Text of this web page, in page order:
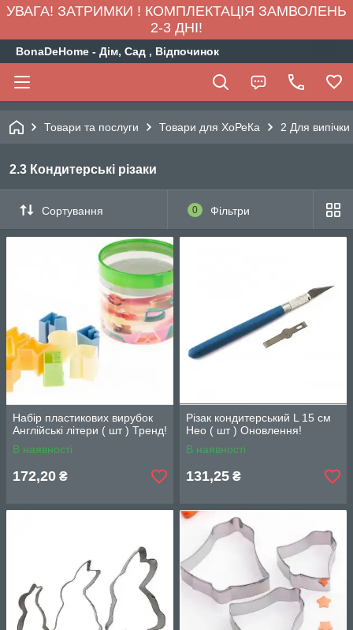
УВАГА! ЗАТРИМКИ ! КОМПЛЕКТАЦІЯ ЗАМВОЛЕНЬ
2-3 ДНІ!
BonaDeHome - Дім, Сад , Відпочинок
Товари та послуги Товари для ХоРеКа 2 Для випічки
2.3 Кондитерські різаки
Сортування 0 Фільтри
Набір пластикових вирубок
Англійські літери ( шт ) Тренд!
В наявності
172,20 ₴
Різак кондитерський L 15 см
Нео ( шт ) Оновлення!
В наявності
131,25 ₴